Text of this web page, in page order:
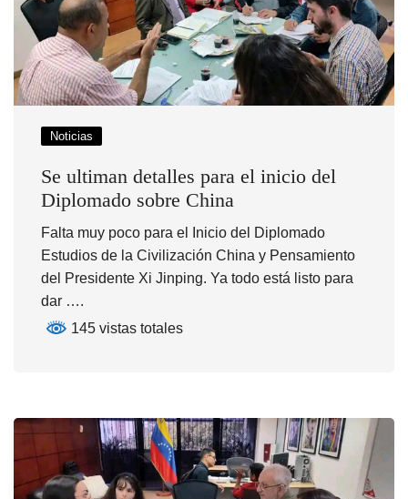
Noticias
Se ultiman detalles para el inicio del
Diplomado sobre China
Falta muy poco para el Inicio del Diplomado
Estudios de la Civilización China y Pensamiento
del Presidente Xi Jinping. Ya todo está listo para
dar ….
145 vistas totales